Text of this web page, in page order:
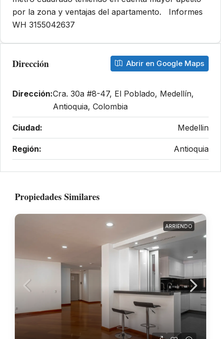
por la zona y ventajas del apartamento. Informes
WH 3155042637
Dirección Abrir en Google Maps
Dirección:Cra. 30a #8-47, El Poblado, Medellín,
Antioquia, Colombia
Ciudad: Medellin
Región: Antioquia
Propiedades Similares
ARRIENDO